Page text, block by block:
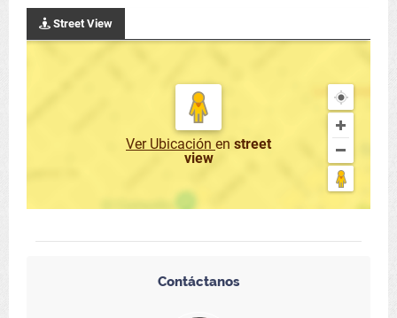
Street View
Ver Ubicación en street
view
Contáctanos